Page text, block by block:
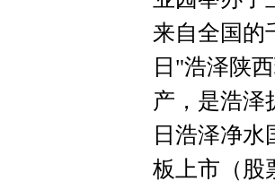
来自全国的
日"浩泽陕
产，是浩泽
日浩泽净
板上市（股